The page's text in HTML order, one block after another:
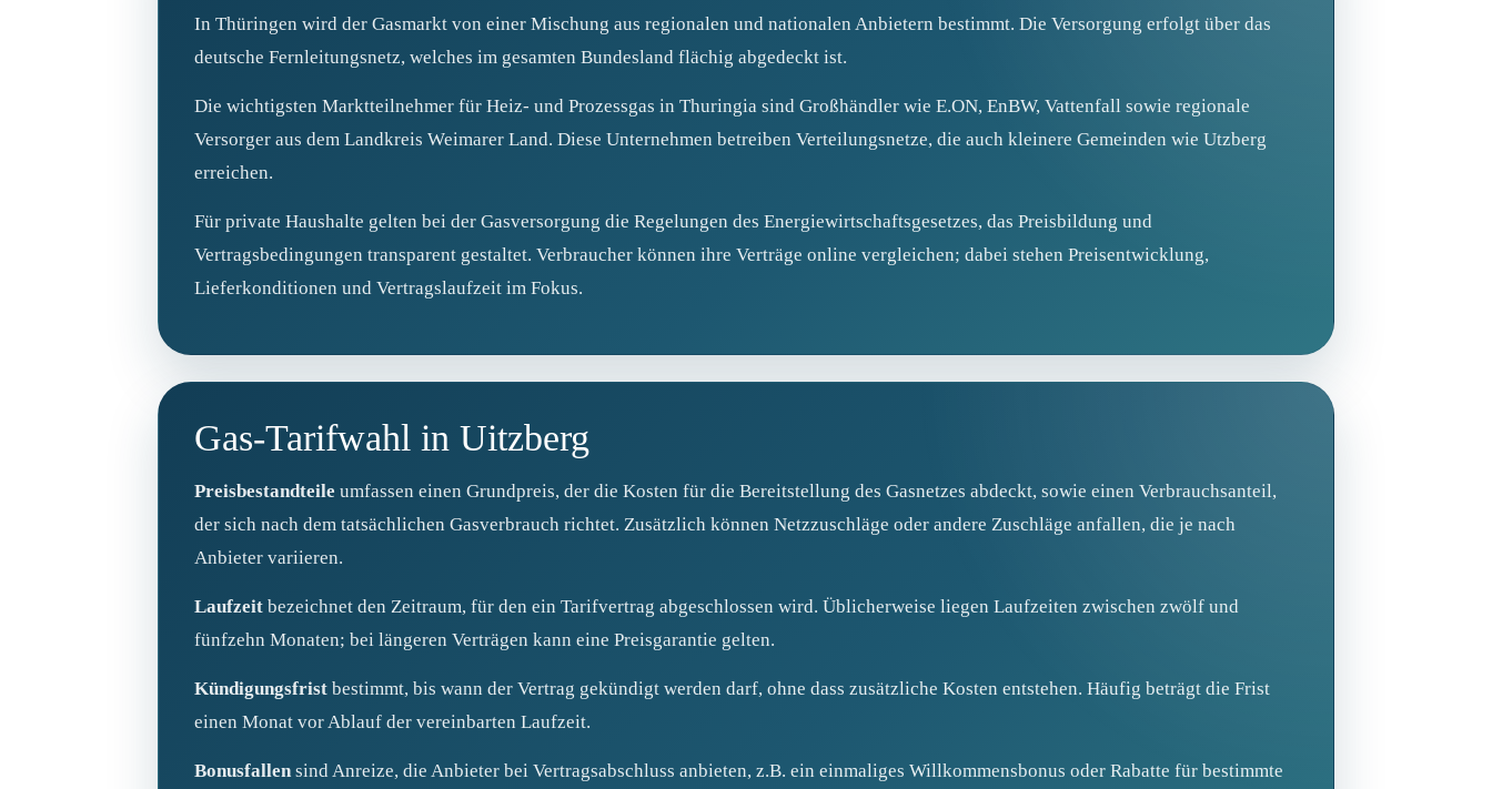
In Thüringen wird der Gasmarkt von einer Mischung aus regionalen und nationalen Anbietern bestimmt. Die Versorgung erfolgt über das
deutsche Fernleitungsnetz, welches im gesamten Bundesland flächig abgedeckt ist.
Die wichtigsten Marktteilnehmer für Heiz- und Prozessgas in Thuringia sind Großhändler wie E.ON, EnBW, Vattenfall sowie regionale
Versorger aus dem Landkreis Weimarer Land. Diese Unternehmen betreiben Verteilungsnetze, die auch kleinere Gemeinden wie Utzberg
erreichen.
Für private Haushalte gelten bei der Gasversorgung die Regelungen des Energiewirtschaftsgesetzes, das Preisbildung und
Vertragsbedingungen transparent gestaltet. Verbraucher können ihre Verträge online vergleichen; dabei stehen Preisentwicklung,
Lieferkonditionen und Vertragslaufzeit im Fokus.
Gas‑Tarifwahl in Uitzberg
Preisbestandteile umfassen einen Grundpreis, der die Kosten für die Bereitstellung des Gasnetzes abdeckt, sowie einen Verbrauchsanteil,
der sich nach dem tatsächlichen Gasverbrauch richtet. Zusätzlich können Netzzuschläge oder andere Zuschläge anfallen, die je nach
Anbieter variieren.
Laufzeit bezeichnet den Zeitraum, für den ein Tarifvertrag abgeschlossen wird. Üblicherweise liegen Laufzeiten zwischen zwölf und
fünfzehn Monaten; bei längeren Verträgen kann eine Preisgarantie gelten.
Kündigungsfrist bestimmt, bis wann der Vertrag gekündigt werden darf, ohne dass zusätzliche Kosten entstehen. Häufig beträgt die Frist
einen Monat vor Ablauf der vereinbarten Laufzeit.
Bonusfallensind Anreize, die Anbieter bei Vertragsabschluss anbieten, z.B. ein einmaliges Willkommensbonus oder Rabatte für bestimmte